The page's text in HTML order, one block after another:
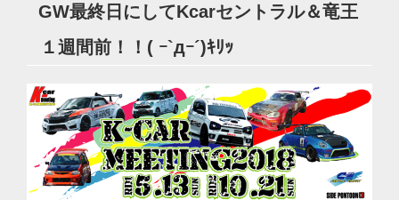
日:GW最終日にしてKcarセントラル＆竜王
１週間前！！( ｰ`дｰ´)ｷﾘｯ